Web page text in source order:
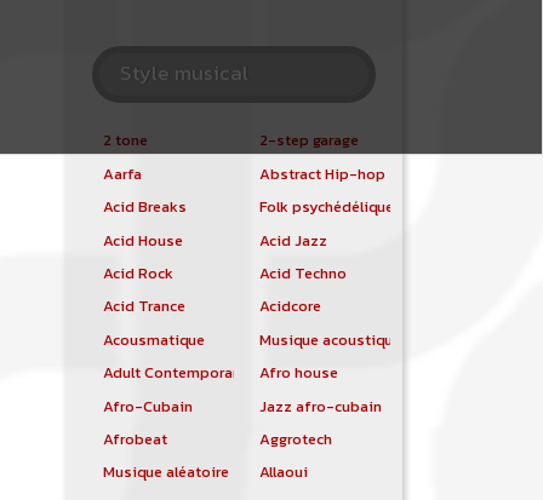
Style musical
2 tone
2-step garage
Aarfa
Abstract Hip-hop
Acid Breaks
Folk psychédélique
Acid House
Acid Jazz
Acid Rock
Acid Techno
Acid Trance
Acidcore
Acousmatique
Musique acoustique
Adult Contemporary
Afro house
Afro-Cubain
Jazz afro-cubain
Afrobeat
Aggrotech
Musique aléatoire
Allaoui